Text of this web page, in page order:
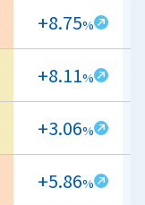
+8.75%
+8.11%
+3.06%
+5.86%